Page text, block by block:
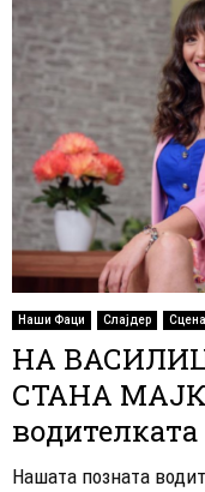
Наши Фаци Слајдер Сцена
НА
СТАНА
Нашата позната